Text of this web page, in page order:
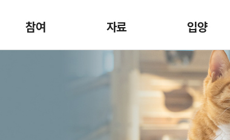
참여 자료 입양